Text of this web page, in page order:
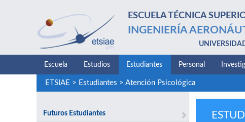
ESCUELA TÉCNICA
INGENIERÍA
Escuela Estudios Estudiantes Personal
ETSIAE > Estudiantes > Atención Psicológica
Futuros Estudiantes